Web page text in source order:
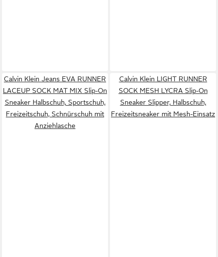
Calvin Klein Jeans EVA RUNNER
LACEUP SOCK MAT MIX Slip-On
Sneaker Halbschuh, Sportschuh,
Freizeitschuh, Schnürschuh mit
Anziehlasche
Calvin Klein LIGHT RUNNER
SOCK MESH LYCRA Slip-On
Sneaker Slipper, Halbschuh,
Freizeitsneaker mit Mesh-Einsatz